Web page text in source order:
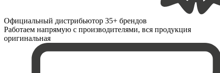
Официальный дистрибьютор 35+ брендов
Работаем напрямую с производителями, вся продукция
оригинальная